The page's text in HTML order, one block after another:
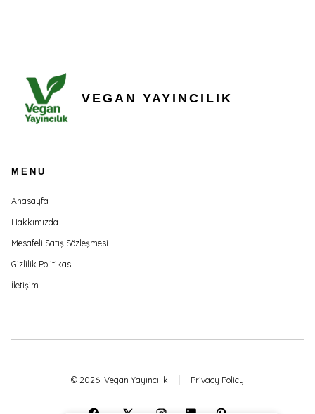
VEGAN YAYINCILIK
MENU
Anasayfa
Hakkımızda
Mesafeli Satış Sözleşmesi
Gizlilik Politikası
İletişim
© 2026 Vegan Yayıncılık Privacy Policy